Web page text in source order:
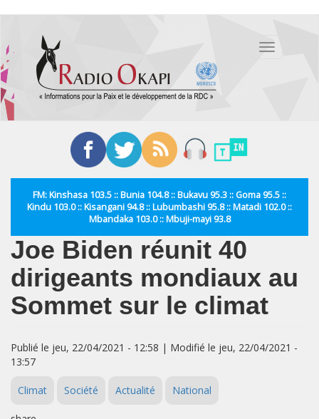
contenu
principal
Toggle
FM: Kinshasa 103.5 :: Bunia 104.8 :: Bukavu 95.3 :: Goma 95.5 ::
Kindu 103.0 :: Kisangani 94.8 :: Lubumbashi 95.8 :: Matadi 102.0 ::
Mbandaka 103.0 :: Mbuji-mayi 93.8
Joe Biden réunit 40
dirigeants mondiaux au
Sommet sur le climat
Publié le jeu, 22/04/2021 - 12:58 | Modifié le jeu, 22/04/2021 -
13:57
Climat Société Actualité National